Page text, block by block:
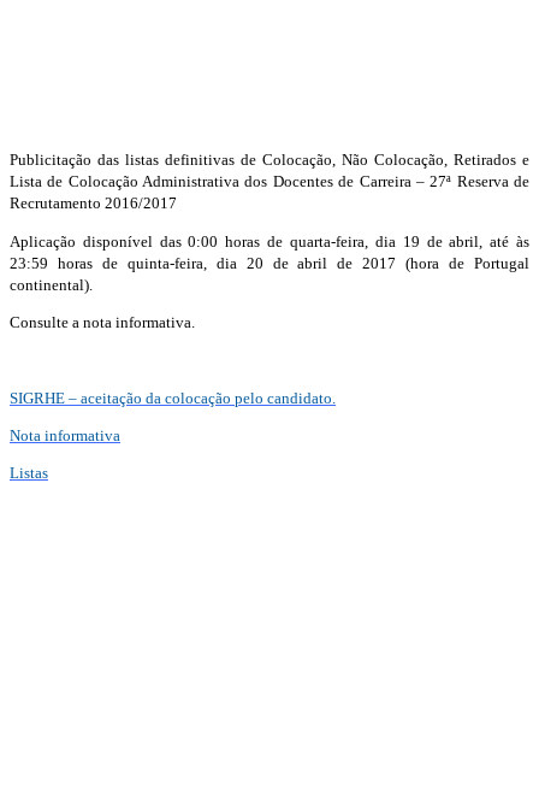
Publicitação das listas definitivas de Colocação, Não Colocação, Retirados e
Lista de Colocação Administrativa dos Docentes de Carreira – 27ª Reserva de
Recrutamento 2016/2017
Aplicação disponível das 0:00 horas de quarta-feira, dia 19 de abril, até às
23:59 horas de quinta-feira, dia 20 de abril de 2017 (hora de Portugal
continental).
Consulte a nota informativa.
SIGRHE – aceitação da colocação pelo candidato.
Nota informativa
Listas